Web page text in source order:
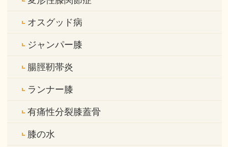
オスグッド病
ジャンパー膝
腸脛靭帯炎
ランナー膝
有痛性分裂膝蓋骨
膝の水